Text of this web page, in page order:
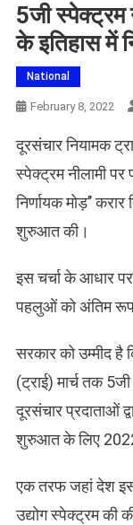
5जी स्पेक्ट्रम
के इतिहास में
National
February 8, 2022
दूरसंचार नियामक
स्पेक्ट्रम नीलामी पर
निर्णायक मोड़’’
शुरुआत की।
इस चर्चा के आधार
पहलुओं को अंतिम रूप
सरकार को उम्मीद है
(ट्राई) मार्च तक
दूरसंचार प्रदाताओं
शुरुआत के लिए 2022
एक तरफ जहां देश इस
उद्योग स्पेक्ट्रम की